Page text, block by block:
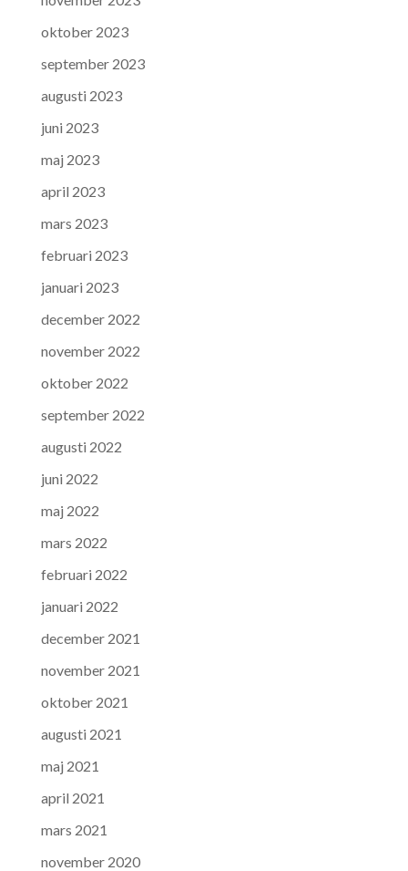
oktober 2023
september 2023
augusti 2023
juni 2023
maj 2023
april 2023
mars 2023
februari 2023
januari 2023
december 2022
november 2022
oktober 2022
september 2022
augusti 2022
juni 2022
maj 2022
mars 2022
februari 2022
januari 2022
december 2021
november 2021
oktober 2021
augusti 2021
maj 2021
april 2021
mars 2021
november 2020